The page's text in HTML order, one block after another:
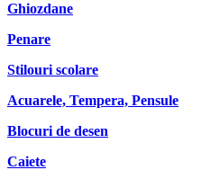
Ghiozdane
Penare
Stilouri scolare
Acuarele, Tempera, Pensule
Blocuri de desen
Caiete